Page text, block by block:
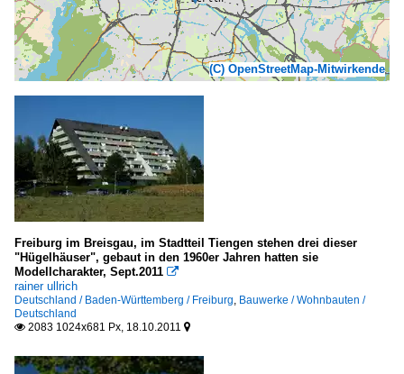
(C) OpenStreetMap-Mitwirkende
Freiburg im Breisgau, im Stadtteil Tiengen stehen drei dieser
"Hügelhäuser", gebaut in den 1960er Jahren hatten sie
Modellcharakter, Sept.2011 
rainer ullrich
Deutschland / Baden-Württemberg / Freiburg, Bauwerke / Wohnbauten /
Deutschland
 2083 1024x681 Px, 18.10.2011 